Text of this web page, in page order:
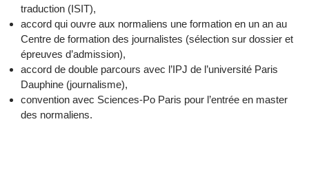
traduction (ISIT),
accord qui ouvre aux normaliens une formation en un an au
Centre de formation des journalistes (sélection sur dossier et
épreuves d’admission),
accord de double parcours avec l’IPJ de l’université Paris
Dauphine (journalisme),
convention avec Sciences-Po Paris pour l’entrée en master
des normaliens.